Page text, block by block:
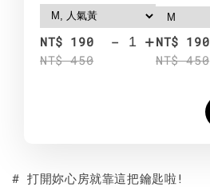
NT$ 190
NT$ 450
- +NT$ 190
NT$ 450
# 打開妳心房就靠這把鑰匙啦!